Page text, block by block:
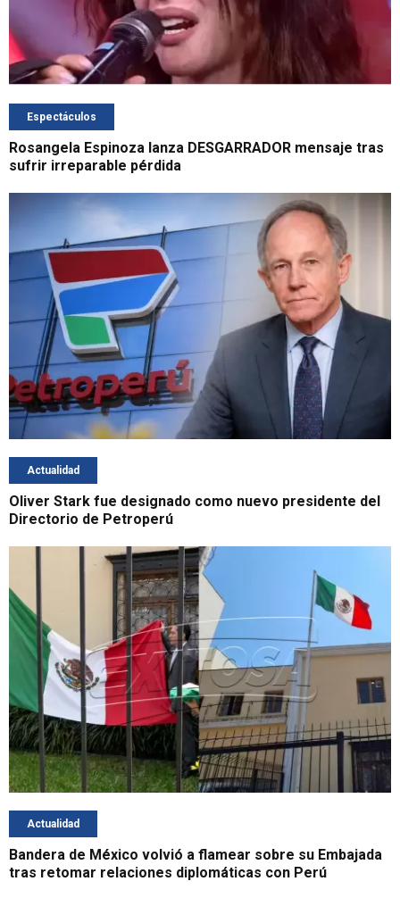
Espectáculos
Rosangela Espinoza lanza DESGARRADOR mensaje tras
sufrir irreparable pérdida
Actualidad
Oliver Stark fue designado como nuevo presidente del
Directorio de Petroperú
Actualidad
Bandera de México volvió a flamear sobre su Embajada
tras retomar relaciones diplomáticas con Perú